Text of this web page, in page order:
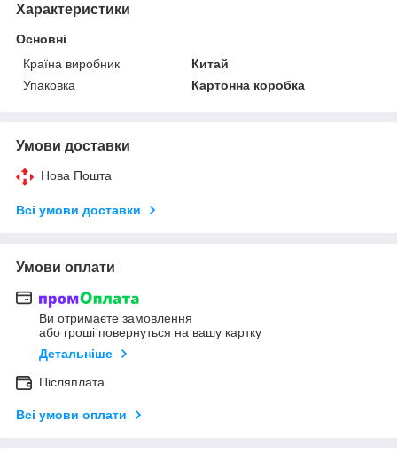
Характеристики
Основні
Країна виробник
Китай
Упаковка
Картонна коробка
Умови доставки
Нова Пошта
Всі умови доставки
Умови оплати
Ви отримаєте замовлення
або гроші повернуться на вашу картку
Детальніше
Післяплата
Всі умови оплати